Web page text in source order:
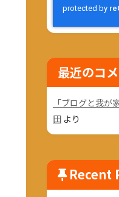
最近のコ
「ブログと我が
田 より
Recent